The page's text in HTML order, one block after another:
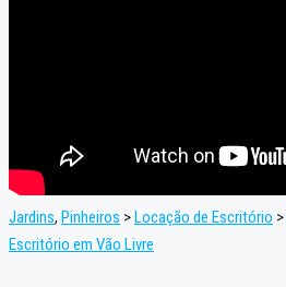
Jardins, Pinheiros >Locação de Escritório >
Escritório em Vão Livre